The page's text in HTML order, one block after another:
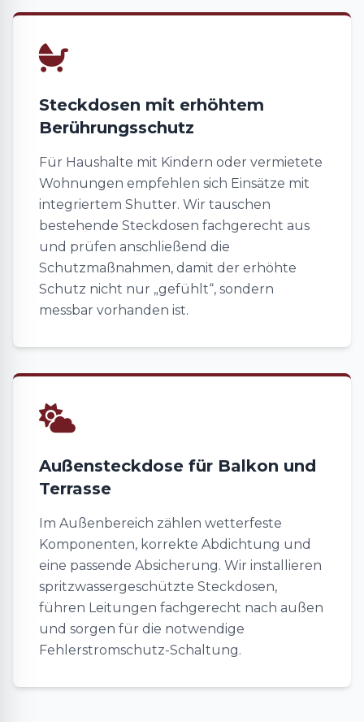
Steckdosen mit erhöhtem
Berührungsschutz
Für Haushalte mit Kindern oder vermietete
Wohnungen empfehlen sich Einsätze mit
integriertem Shutter. Wir tauschen
bestehende Steckdosen fachgerecht aus
und prüfen anschließend die
Schutzmaßnahmen, damit der erhöhte
Schutz nicht nur „gefühlt“, sondern
messbar vorhanden ist.
Außensteckdose für Balkon und
Terrasse
Im Außenbereich zählen wetterfeste
Komponenten, korrekte Abdichtung und
eine passende Absicherung. Wir installieren
spritzwassergeschützte Steckdosen,
führen Leitungen fachgerecht nach außen
und sorgen für die notwendige
Fehlerstromschutz-Schaltung.